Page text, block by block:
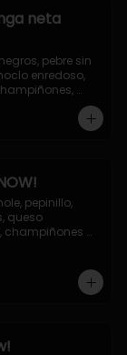
neta
pebre sin
enredoso,
pepinillo,
queso
champiñones